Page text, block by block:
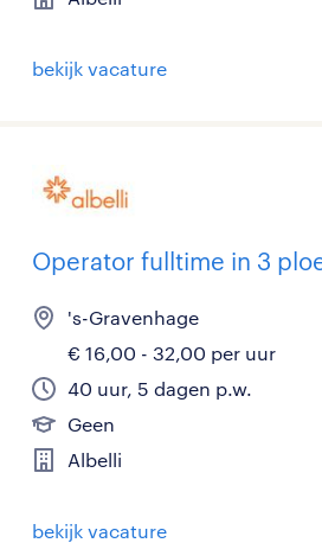
bekijk vacature
Operator fulltime in 3
's-Gravenhage
€ 16,00 - 32,00 per uur
40 uur, 5 dagen p.w.
Geen
Albelli
bekijk vacature